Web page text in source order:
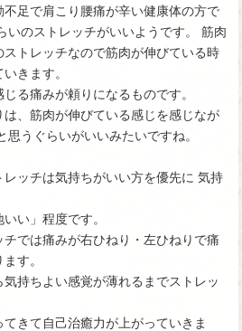
足で肩こり腰痛が辛い健康体の方で
いのストレッチがいいようです。 筋肉
トレッチなので筋肉が伸びている時
きます。
る痛みが頼りになるものです。
、筋肉が伸びている感じを感じなが
うぐらいがいいみたいですね。
レッチは気持ちがいい方を優先に 気持
い」程度です。
では痛みが右ひねり・左ひねりで痛
す。
持ちよい感覚が薄れるまでストレッ
きて自己治癒力が上がっていきま